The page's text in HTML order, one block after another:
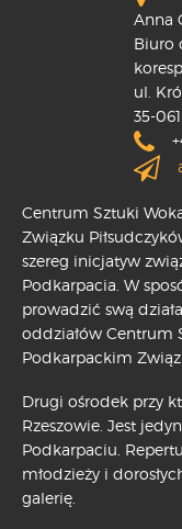
Anna
Biuro
ul.
35-
Centrum Sztuki
Związku
szereg inicjatyw
Podkarpacia. W
prowadzić swą
oddziałów Centrum
Podkarpackim
Drugi ośrodek przy
Rzeszowie. Jest
Podkarpaciu.
młodzieży i
galerię.